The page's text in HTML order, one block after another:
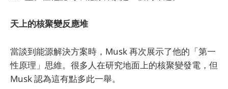
天上的核聚變反應堆
當談到能源解決方案時，Musk 再次展示了他的「第一
性原理」思維。很多人在研究地面上的核聚變發電，但
Musk 認為這有點多此一舉。